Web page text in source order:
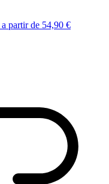
a partir de 54,90 €